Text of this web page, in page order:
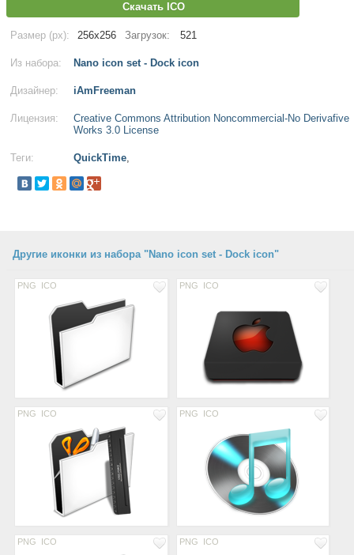
Скачать ICO
Размер (px): 256x256 Загрузок: 521
Из набора: Nano icon set - Dock icon
Дизайнер: iAmFreeman
Лицензия:
Creative Commons Attribution Noncommercial-No Derivafive
Works 3.0 License
Теги: QuickTime,
Другие иконки из набора "Nano icon set - Dock icon"
PNG ICO PNG ICO
PNG ICO PNG ICO
PNG ICO PNG ICO